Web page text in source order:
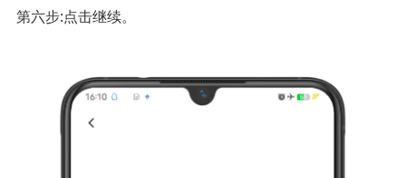
第六步:点击继续。